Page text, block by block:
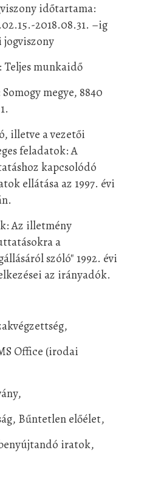
időtartama:
2018.08.31. –ig
Teljes munkaidő
megye, 8840
illetve a vezetői
feladatok: A
kapcsolódó
ellátása az 1997. évi
Az illetmény
a
szóló" 1992. évi
az irányadók.
Office (irodai
Bűntetlen előélet,
iratok,